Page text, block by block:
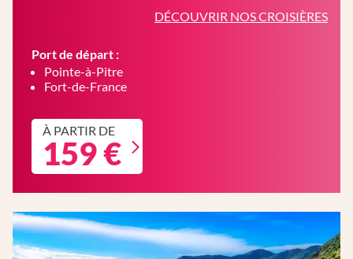
DÉCOUVRIR NOS CROISIÈRES
Port de départ :
Pointe-à-Pitre
Fort-de-France
À PARTIR DE
159 €